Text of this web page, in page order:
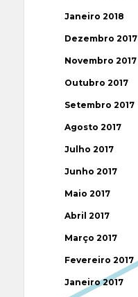
Janeiro 2018
Dezembro 2017
Novembro 2017
Outubro 2017
Setembro 2017
Agosto 2017
Julho 2017
Junho 2017
Maio 2017
Abril 2017
Março 2017
Fevereiro 2017
Janeiro 2017